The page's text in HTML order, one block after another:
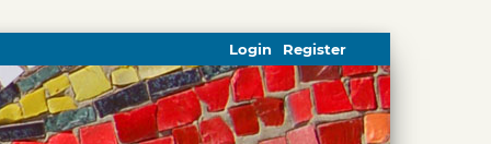
Register
Login